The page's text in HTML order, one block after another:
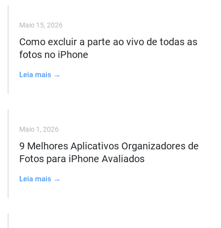
Maio 15, 2026
Como excluir a parte ao vivo de todas as
fotos no iPhone
Leia mais →
Maio 1, 2026
9 Melhores Aplicativos Organizadores de
Fotos para iPhone Avaliados
Leia mais →